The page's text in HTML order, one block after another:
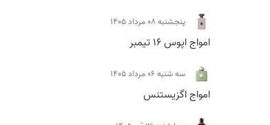
پنجشنبه 08 مرداد 1405
امواج اپوس 16 تیمبر
سه شنبه 06 مرداد 1405
امواج اگزیستنس